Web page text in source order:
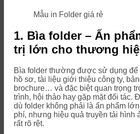
Mẫu in Folder giá rẻ
1. Bìa folder – Ấn
trị lớn cho thương
Bìa folder thường được sử dụng
hồ sơ, tài liệu giới thiệu công ty,
brochure… và đặc biệt quan trọng
trình, hội thảo hay gặp mặt đối tác.
dù folder không phải là ấn phẩm
phí, nhưng hiệu quả truyền tải hình
rất rõ rệt.